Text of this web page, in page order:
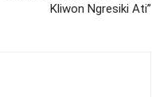
Kliwon Ngresiki Ati”